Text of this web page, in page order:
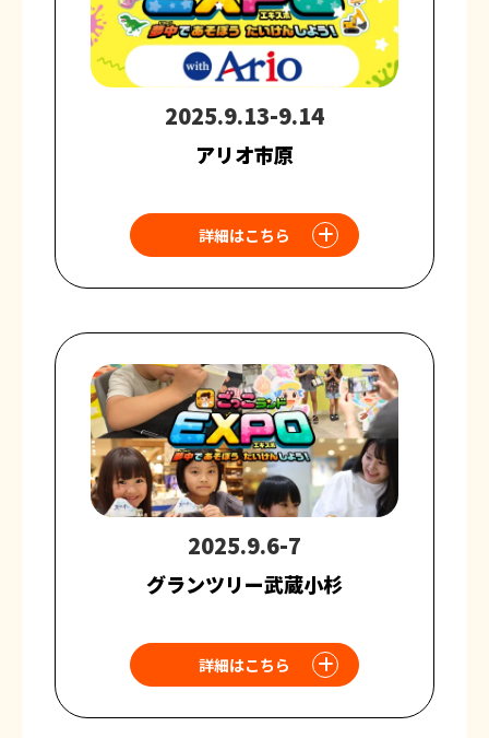
2025.9.13-9.14
アリオ市原
詳細はこちら
2025.9.6-7
グランツリー武蔵小杉
詳細はこちら